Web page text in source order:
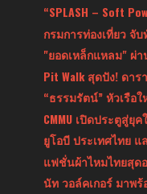
“SPLASH – Soft
กรมการท่องเที่ยว จั
"ยอดเหล็กแหลม" ผ่
Pit Walk สุดปัง! ดาร
“ธรรมรัตน์” หัวเรือ
CMMU เปิดประตูสู่
ยูโอบี ประเทศไทย
แฟชั่นผ้าไหมไทยสุด
นัท วอล์คเกอร์ มาพ